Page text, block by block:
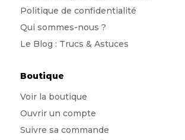
Politique de confidentialité
Qui sommes-nous ?
Le Blog : Trucs & Astuces
Boutique
Voir la boutique
Ouvrir un compte
Suivre sa commande